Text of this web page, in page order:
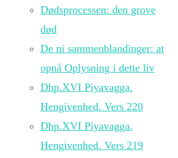
Dødsprocessen: den grove
død
De ni sammenblandinger: at
opnå Oplysning i dette liv
Dhp.XVI Piyavagga.
Hengivenhed. Vers 220
Dhp.XVI Piyavagga.
Hengivenhed. Vers 219